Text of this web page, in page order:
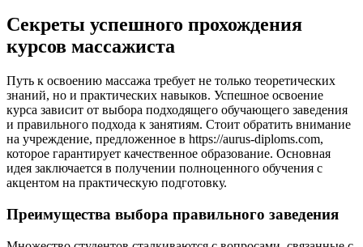
Секреты успешного прохождения
курсов массажиста
Путь к освоению массажа требует не только теоретических
знаний, но и практических навыков. Успешное освоение
курса зависит от выбора подходящего обучающего заведения
и правильного подхода к занятиям. Стоит обратить внимание
на учреждение, предложенное в https://aurus-diploms.com,
которое гарантирует качественное образование. Основная
идея заключается в получении полноценного обучения с
акцентом на практическую подготовку.
Преимущества выбора правильного заведения